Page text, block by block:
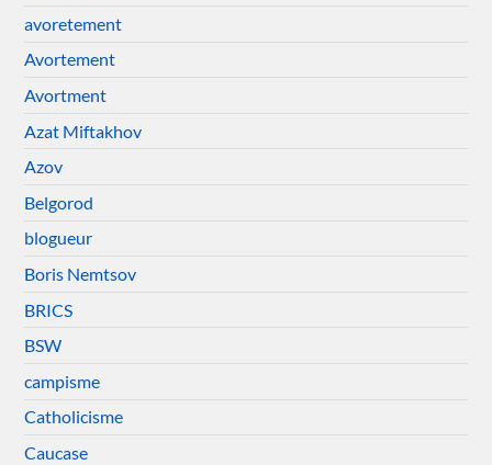
avoretement
Avortement
Avortment
Azat Miftakhov
Azov
Belgorod
blogueur
Boris Nemtsov
BRICS
BSW
campisme
Catholicisme
Caucase